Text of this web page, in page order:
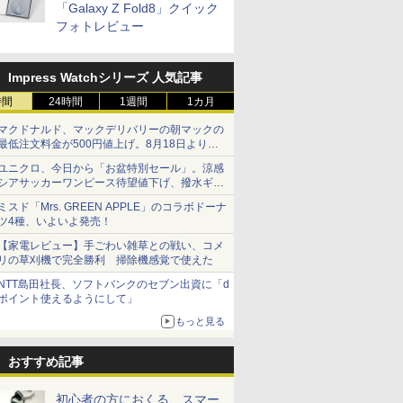
「Galaxy Z Fold8」クイック
フォトレビュー
Impress Watchシリーズ 人気記事
24時間 1週間 1カ月
クドナルド、マックデリバリーの朝マックの
低注文料金が500円値上げ。8月18日より
円から受付
ニクロ、今日から「お盆特別セール」。涼感
アサッカーワンピース待望値下げ、撥水ギア
ョーツは1990円に
スド「Mrs. GREEN APPLE」のコラボドーナ
4種、いよいよ発売！
家電レビュー】手ごわい雑草との戦い、コメ
の草刈機で完全勝利 掃除機感覚で使えた
島田社長、ソフトバンクのセブン出資に「d
イント使えるようにして」
もっと見る
おすすめ記事
初心者の方におくる、スマー